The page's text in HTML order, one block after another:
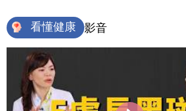
看懂健康 影音